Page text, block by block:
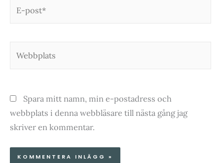
post*
Spara mitt namn, min e-postadress och
webbplats i denna webbläsare till nästa gång jag
skriver en kommentar.